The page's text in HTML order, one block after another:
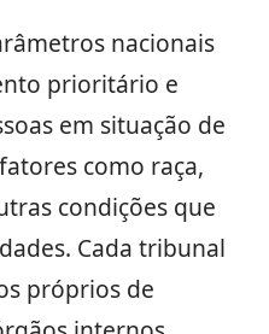
nacionais
prioritário e
em situação de
como raça,
condições que
Cada tribunal
próprios de